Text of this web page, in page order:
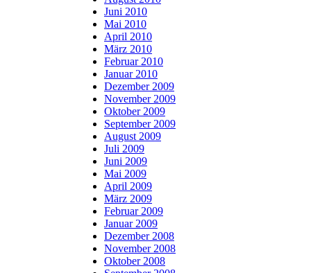
Juni 2010
Mai 2010
April 2010
März 2010
Februar 2010
Januar 2010
Dezember 2009
November 2009
Oktober 2009
September 2009
August 2009
Juli 2009
Juni 2009
Mai 2009
April 2009
März 2009
Februar 2009
Januar 2009
Dezember 2008
November 2008
Oktober 2008